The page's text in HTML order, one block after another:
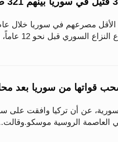
السوري قبل نحو 12 عاماً، و...
قواتها من سوريا بعد
عن أن تركيا وافقت على
العاصمة الروسية